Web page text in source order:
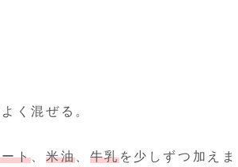
く混ぜる。
ト 米油 牛乳を少しずつ加えま